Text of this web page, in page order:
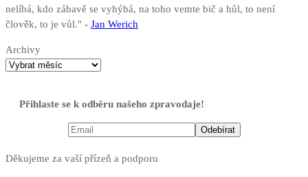
nelíbá, kdo zábavě se vyhýbá, na toho vemte bič a hůl, to není
člověk, to je vůl." - Jan Werich
Archivy
Přihlaste se k odběru našeho zpravodaje!
Děkujeme za vaší přízeň a podporu